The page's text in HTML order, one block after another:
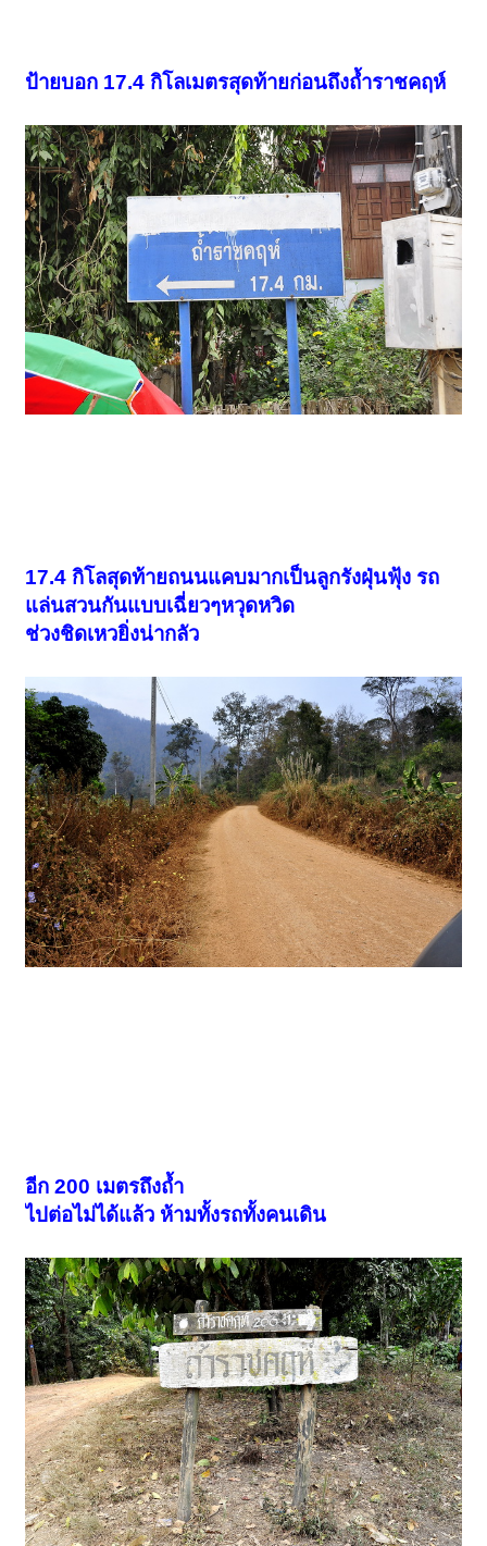
ป้ายบอก 17.4 กิโลเมตรสุดท้ายก่อนถึงถ้ำราชคฤห์
17.4 กิโลสุดท้ายถนนแคบมากเป็นลูกรังฝุ่นฟุ้ง รถ
แล่นสวนกันแบบเฉี่ยวๆหวุดหวิด
ช่วงชิดเหวยิ่งน่ากลัว
อีก 200 เมตรถึงถ้ำ
ไปต่อไม่ได้แล้ว ห้ามทั้งรถทั้งคนเดิน